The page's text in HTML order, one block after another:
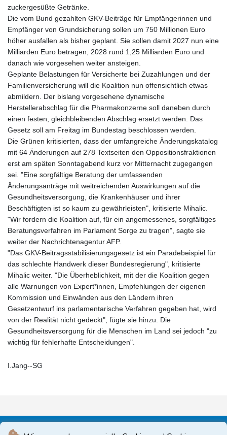
zuckergesüßte Getränke.
Die vom Bund gezahlten GKV-Beiträge für Empfängerinnen und
Empfänger von Grundsicherung sollen um 750 Millionen Euro
höher ausfallen als bisher geplant. Sie sollen damit 2027 nun eine
Milliarden Euro betragen, 2028 rund 1,25 Milliarden Euro und
danach wie vorgesehen weiter ansteigen.
Geplante Belastungen für Versicherte bei Zuzahlungen und der
Familienversicherung will die Koalition nun offensichtlich etwas
abmildern. Der bislang vorgesehene dynamische
Herstellerabschlag für die Pharmakonzerne soll daneben durch
einen festen, gleichbleibenden Abschlag ersetzt werden. Das
Gesetz soll am Freitag im Bundestag beschlossen werden.
Die Grünen kritisierten, dass der umfangreiche Änderungskatalog
mit 64 Änderungen auf 278 Textseiten den Oppositionsfraktionen
erst am späten Sonntagabend kurz vor Mitternacht zugegangen
sei. "Eine sorgfältige Beratung der umfassenden
Änderungsanträge mit weitreichenden Auswirkungen auf die
Gesundheitsversorgung, die Krankenhäuser und ihrer
Beschäftigten ist so kaum zu gewährleisten", kritisierte Mihalic.
"Wir fordern die Koalition auf, für ein angemessenes, sorgfältiges
Beratungsverfahren im Parlament Sorge zu tragen", sagte sie
weiter der Nachrichtenagentur AFP.
"Das GKV-Beitragsstabilisierungsgesetz ist ein Paradebeispiel für
das schlechte Handwerk dieser Bundesregierung", kritisierte
Mihalic weiter. "Die Überheblichkeit, mit der die Koalition gegen
alle Warnungen von Expert*innen, Empfehlungen der eigenen
Kommission und Einwänden aus den Ländern ihren
Gesetzentwurf ins parlamentarische Verfahren gegeben hat, wird
von der Realität nicht gedeckt", fügte sie hinzu. Die
Gesundheitsversorgung für die Menschen im Land sei jedoch "zu
wichtig für fehlerhafte Entscheidungen".
I.Jang--SG